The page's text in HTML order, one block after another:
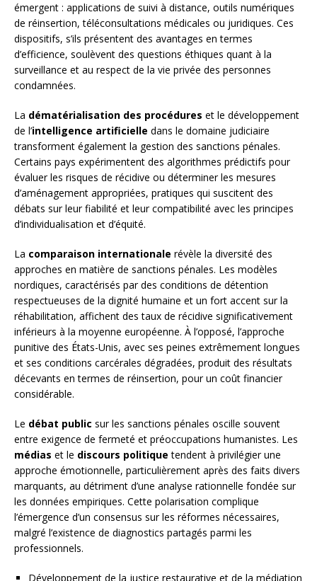
émergent : applications de suivi à distance, outils numériques
de réinsertion, téléconsultations médicales ou juridiques. Ces
dispositifs, s’ils présentent des avantages en termes
d’efficience, soulèvent des questions éthiques quant à la
surveillance et au respect de la vie privée des personnes
condamnées.
La dématérialisation des procédures et le développement
de l’intelligence artificielle dans le domaine judiciaire
transforment également la gestion des sanctions pénales.
Certains pays expérimentent des algorithmes prédictifs pour
évaluer les risques de récidive ou déterminer les mesures
d’aménagement appropriées, pratiques qui suscitent des
débats sur leur fiabilité et leur compatibilité avec les principes
d’individualisation et d’équité.
La comparaison internationale révèle la diversité des
approches en matière de sanctions pénales. Les modèles
nordiques, caractérisés par des conditions de détention
respectueuses de la dignité humaine et un fort accent sur la
réhabilitation, affichent des taux de récidive significativement
inférieurs à la moyenne européenne. À l’opposé, l’approche
punitive des États-Unis, avec ses peines extrêmement longues
et ses conditions carcérales dégradées, produit des résultats
décevants en termes de réinsertion, pour un coût financier
considérable.
Le débat public sur les sanctions pénales oscille souvent
entre exigence de fermeté et préoccupations humanistes. Les
médias et le discours politique tendent à privilégier une
approche émotionnelle, particulièrement après des faits divers
marquants, au détriment d’une analyse rationnelle fondée sur
les données empiriques. Cette polarisation complique
l’émergence d’un consensus sur les réformes nécessaires,
malgré l’existence de diagnostics partagés parmi les
professionnels.
Développement de la justice restaurative et de la médiation